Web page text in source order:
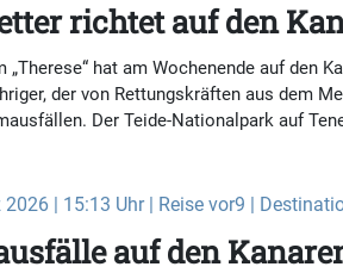
richtet auf den
„Therese“ hat am Wochenende auf den
der von Rettungskräften aus dem
Der Teide-Nationalpark auf
2026 | 15:13 Uhr | Reise vor9 |
auf den